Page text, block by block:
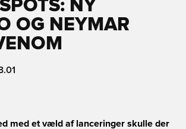
NY
OG NEYMAR
med et væld af lanceringer skulle der